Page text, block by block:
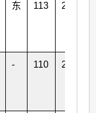
东 113 24/9
- 110 23/9